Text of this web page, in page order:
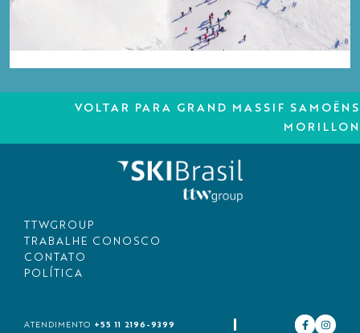
VOLTAR PARA GRAND MASSIF SAMOËNS
MORILLON
TTWGROUP
TRABALHE CONOSCO
CONTATO
POLÍTICA
ATENDIMENTO +55 11 2196-9399